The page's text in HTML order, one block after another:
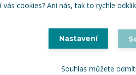
vás cookies? Ani nás, tak to rychle
Nastavení
Souhlas můžete